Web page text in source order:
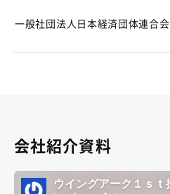
一般社団法人日本経済団体連合会
会社紹介資料